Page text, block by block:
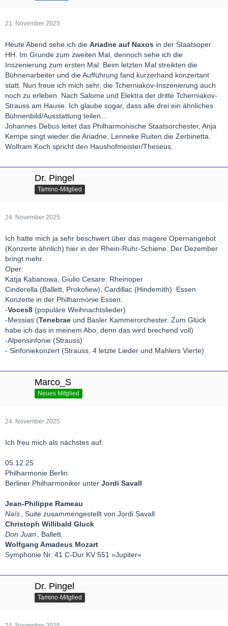
21. November 2025
Heute Abend sehe ich die Ariadne auf Naxos in der Staatsoper
HH. Im Grunde zum zweiten Mal, dennoch sehe ich die
Inszenierung zum ersten Mal: Beim letzten Mal streikten die
Bühnenarbeiter und die Aufführung fand kurzerhand konzertant
statt. Nun freue ich mich sehr, die Tcherniakov-Inszenierung auch
noch zu erleben. Nach Salome und Elektra der dritte Tcherniakov-
Strauss am Hause. Ich glaube sogar, dass alle drei ein ähnliches
Bühnenbild/Ausstattung teilen...
Johannes Debus leitet das Philharmonische Staatsorchester, Anja
Kempe singt wieder die Ariadne, Lenneke Ruiten die Zerbinetta.
Wolfram Koch spricht den Haushofmeister/Theseus.
Dr. Pingel
Tamino-Mitglied
24. November 2025
Ich hatte mich ja sehr beschwert über das magere Opernangebot
(Konzerte ähnlich) hier in der Rhein-Ruhr-Schiene. Der Dezember
bringt mehr.
Oper:
Katja Kabanowa, Giulio Cesare: Rheinoper
Cinderella (Ballett, Prokofiew), Cardillac (Hindemith): Essen
Konzerte in der Philharmonie Essen:
-Voces8 (populäre Weihnachtslieder)
-Messias (Tenebrae und Basler Kammerorchester. Zum Glück
habe ich das in meinem Abo, denn das wird brechend voll)
-Alpensinfonie (Strauss)
- Sinfoniekonzert (Strauss, 4 letzte Lieder und Mahlers Vierte)
Marco_S
Neues Mitglied
24. November 2025
Ich freu mich als nächstes auf:
05.12.25
Philharmonie Berlin
Berliner Philharmoniker unter Jordi Savall
Jean-Philippe Rameau
Naïs
, Suite zusammengestellt von Jordi Savall
Christoph Willibald Gluck
Don Juan
, Ballett
Wolfgang Amadeus Mozart
Symphonie Nr. 41 C-Dur KV 551 »Jupiter«
Dr. Pingel
Tamino-Mitglied